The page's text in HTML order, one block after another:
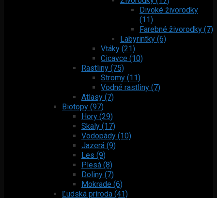
Divoké živorodky
(11)
Farebné živorodky (7)
Labyrintky (6)
Vtáky (21)
Cicavce (10)
Rastliny (75)
Stromy (11)
Vodné rastliny (7)
Atlasy (7)
Biotopy (97)
Hory (29)
Skaly (17)
Vodopády (10)
Jazerá (9)
Les (9)
Plesá (8)
Doliny (7)
Mokrade (6)
Ľudská príroda (41)